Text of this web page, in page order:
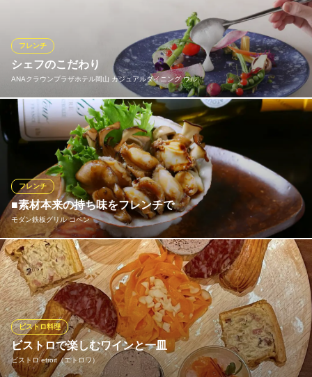
数々。ワインやお好みのドリンクと一緒にお召し上がりくださ
BistroHallelujah（ビストロハレルヤ）
隠れ家ビストロ
岡山電気軌道東山本線西大寺町・岡山芸術創造劇場ハレノワ前駅
徒歩1分
岡山県岡山市北区表町3-9-43 2F
シェフのこだわり
ANAクラウンプラザホテル岡山 カジュアルダイニング ウル…
フレンチ
出汁をとることから始めるというお料理の数々。見た目にも楽し
める美しい盛り付けと、一番おいしい温度で提供することにもこ
だわっているそう。旬の野菜や魚介、鳩肉などの珍しい食材が楽
しめるのも魅力です。
ANAクラウンプラザホテル岡山 カジュアルダイニング ウル
バーノ
カジュアルダイニング
ＪＲ岡山駅西口 徒歩2分
岡山県岡山市北区駅元町15-1
■素材本来の持ち味をフレンチで
モダン鉄板グリル コペン
フレンチ
厳選した食材を使用したフレンチを提供しています。活オマール
や活アワビなどの海鮮食材も充実！是非デートや記念日に当店を
ご利用ください♪
モダン鉄板グリル コペン
カジュアル鉄板フレンチ
岡山電気軌道東山本線柳川電停 徒歩1分
岡山県岡山市北区磨屋町1-5 セシルプラザ岡山1F
ビストロで楽しむワインと一皿
ビストロ etroit（エトロワ）
ビストロ料理